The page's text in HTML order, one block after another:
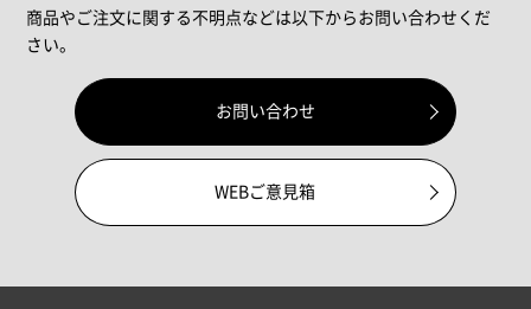
商品やご注文に関する不明点などは以下からお問い合わせくだ
さい。
お問い合わせ
WEBご意見箱